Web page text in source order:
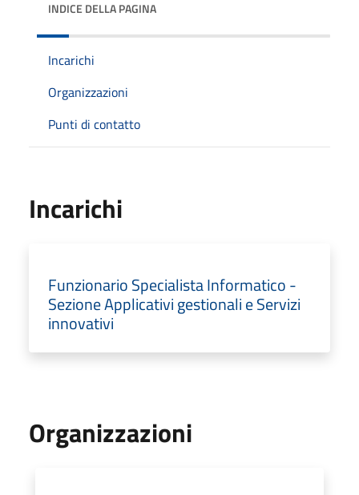
INDICE DELLA PAGINA
Incarichi
Organizzazioni
Punti di contatto
Incarichi
Funzionario Specialista Informatico -
Sezione Applicativi gestionali e Servizi
innovativi
Organizzazioni